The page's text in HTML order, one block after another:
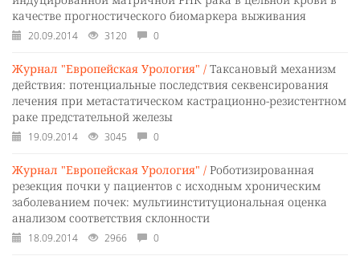
качестве прогностического биомаркера выживания
20.09.2014 3120 0
Журнал "Европейская Урология" / Таксановый механизм
действия: потенциальные последствия секвенсирования
лечения при метастатическом кастрационно-резистентном
раке предстательной железы
19.09.2014 3045 0
Журнал "Европейская Урология" / Роботизированная
резекция почки у пациентов с исходным хроническим
заболеванием почек: мультиинституциональная оценка
анализом соответствия склонности
18.09.2014 2966 0